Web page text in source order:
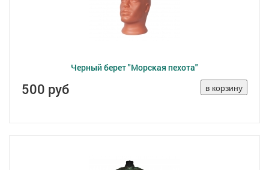
Черный берет "Морская пехота"
500 руб